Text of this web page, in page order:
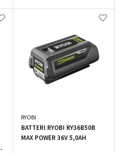
RYOBI
BATTERI RYOBI RY36B50B
MAX POWER 36V 5,0AH